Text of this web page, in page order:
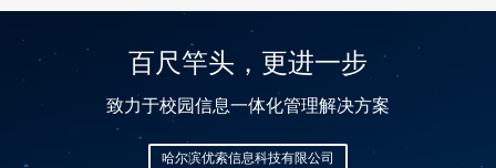
百尺竿头，更进一步
致力于校园信息一体化管理解决方案
哈尔滨优索信息科技有限公司